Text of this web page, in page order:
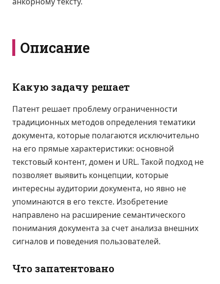
Описание
Какую задачу решает
Патент решает проблему ограниченности
традиционных методов определения тематики
документа, которые полагаются исключительно
на его прямые характеристики: основной
текстовый контент, домен и URL. Такой подход не
позволяет выявить концепции, которые
интересны аудитории документа, но явно не
упоминаются в его тексте. Изобретение
направлено на расширение семантического
понимания документа за счет анализа внешних
сигналов и поведения пользователей.
Что запатентовано